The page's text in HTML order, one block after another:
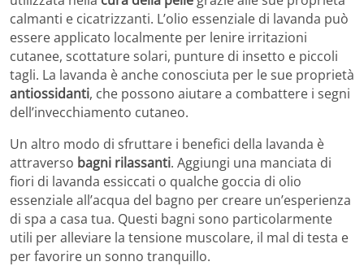
calmanti e cicatrizzanti. L’olio essenziale di lavanda può
essere applicato localmente per lenire irritazioni
cutanee, scottature solari, punture di insetto e piccoli
tagli. La lavanda è anche conosciuta per le sue proprietà
antiossidanti, che possono aiutare a combattere i segni
dell’invecchiamento cutaneo.
Un altro modo di sfruttare i benefici della lavanda è
attraverso bagni rilassanti. Aggiungi una manciata di
fiori di lavanda essiccati o qualche goccia di olio
essenziale all’acqua del bagno per creare un’esperienza
di spa a casa tua. Questi bagni sono particolarmente
utili per alleviare la tensione muscolare, il mal di testa e
per favorire un sonno tranquillo.